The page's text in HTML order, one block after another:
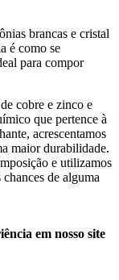
brancas e cristal
é como se
para compor
cobre e zinco e
que pertence à
acrescentamos
maior durabilidade.
e utilizamos
de alguma
em nosso site